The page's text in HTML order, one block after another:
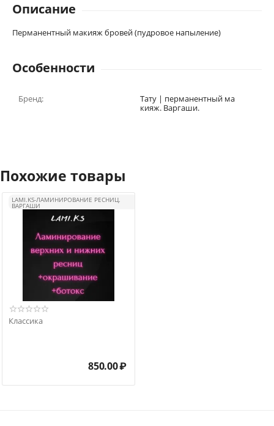
Описание
Перманентный макияж бровей (пудровое напыление)
Особенности
Бренд:
Тату | перманентный ма
кияж. Варгаши.
Похожие товары
LAMI.KS-ЛАМИНИРОВАНИЕ РЕСНИЦ.
ВАРГАШИ
Классика
850.00₽